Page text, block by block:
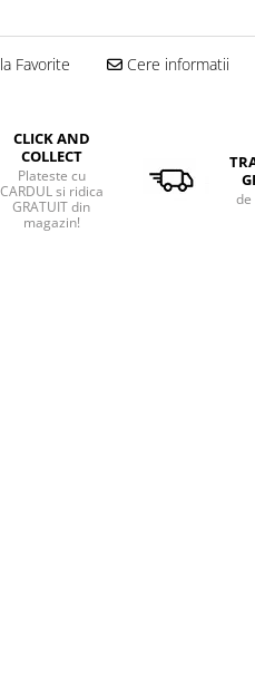
Favorite Cere informatii
CLICK AND
COLLECT
Plateste cu
CARDUL si ridica
GRATUIT din
magazin!
de